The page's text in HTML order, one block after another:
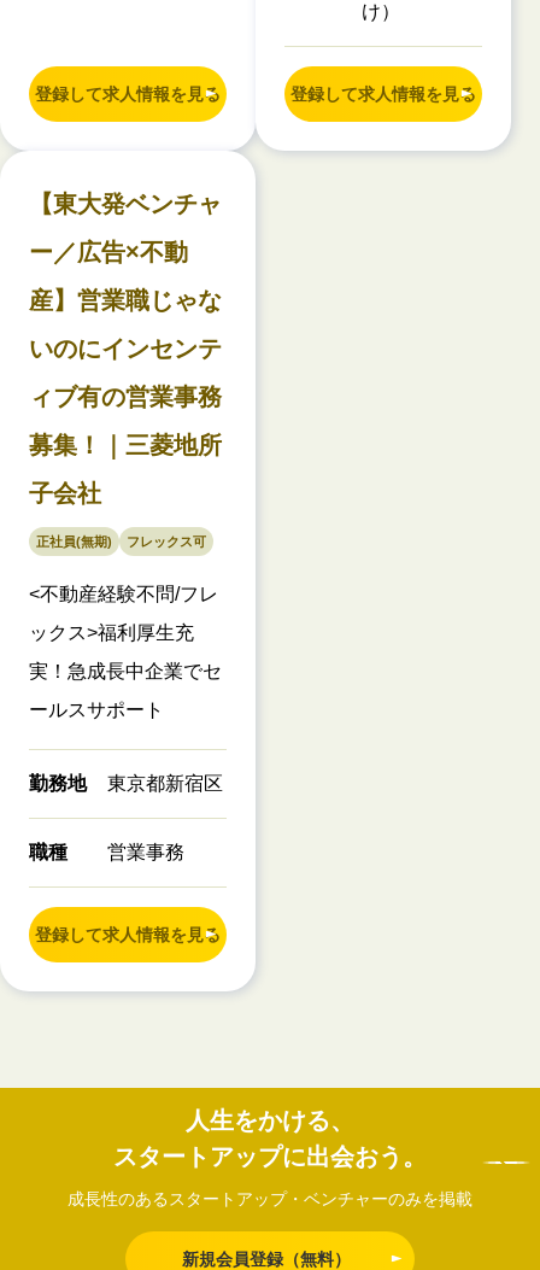
登録して求人情報を見る
け）
登録して求人情報を見る
【東大発ベンチャ
ー／広告×不動
産】営業職じゃな
いのにインセンテ
ィブ有の営業事務
募集！｜三菱地所
子会社
正社員(無期) フレックス可
<不動産経験不問/フレ
ックス>福利厚生充
実！急成長中企業でセ
ールスサポート
勤務地 東京都新宿区
職種 営業事務
登録して求人情報を見る
人生をかける、
スタートアップに出会おう。
成長性のあるスタートアップ・ベンチャーのみを掲載
新規会員登録（無料）